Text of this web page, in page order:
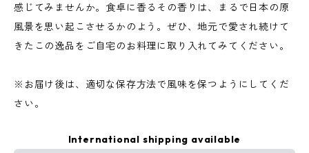
感じてみませんか。食卓に香るその香りは、まるで日本の原
風景を思い起こさせるかのよう。ぜひ、地元で愛され続けて
きたこの逸品をご自宅のお料理に取り入れてみてください。
※お届け後は、適切な保存方法で風味を保つようにしてくだ
さい。
International shipping available